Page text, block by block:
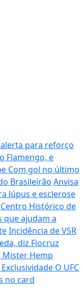
alerta para reforço
Flamengo, e
Com gol no último
Brasileirão Anvisa
lúpus e esclerose
Histórico de
que ajudam a
Incidência de VSR
diz Fiocruz
Mister Hemp
O UFC
no card